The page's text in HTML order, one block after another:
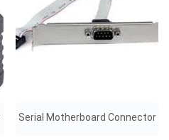
Serial Motherboard Connector